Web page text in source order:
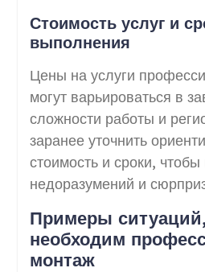
Стоимость услуг и
выполнения
Цены на услуги
могут варьироваться в
сложности работы и
заранее уточнить
стоимость и сроки, чтобы
недоразумений и
Примеры
необходим
монтаж